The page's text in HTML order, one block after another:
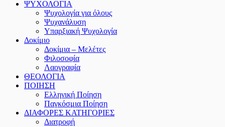
ΨΥΧΟΛΟΓΙΑ
Ψυχολογία για όλους
Ψυχανάλυση
Υπαρξιακή Ψυχολογία
Δοκίμιο
Δοκίμια – Μελέτες
Φιλοσοφία
Λαογραφία
ΘΕΟΛΟΓΙΑ
ΠΟΙΗΣΗ
Ελληνική Ποίηση
Παγκόσμια Ποίηση
ΔΙΑΦΟΡΕΣ ΚΑΤΗΓΟΡΙΕΣ
Διατροφή